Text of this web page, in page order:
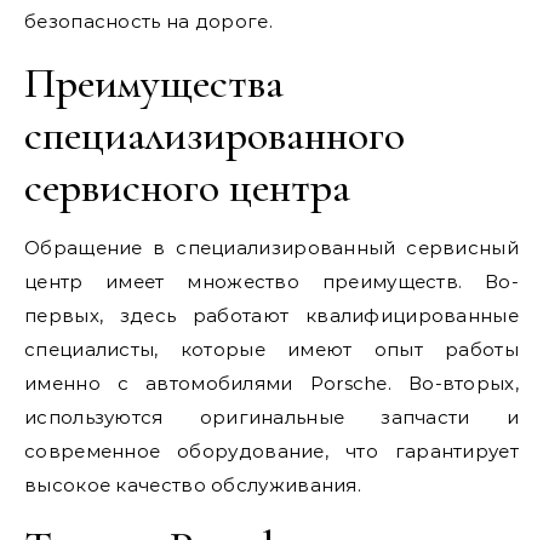
безопасность на дороге.
Преимущества
специализированного
сервисного центра
Обращение в специализированный сервисный
центр имеет множество преимуществ. Во-
первых, здесь работают квалифицированные
специалисты, которые имеют опыт работы
именно с автомобилями Porsche. Во-вторых,
используются оригинальные запчасти и
современное оборудование, что гарантирует
высокое качество обслуживания.